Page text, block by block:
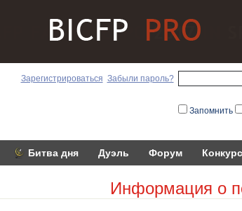
Зарегистрироваться Забыли пароль?
Запомнить
Битва дня Дуэль Форум
Информация о